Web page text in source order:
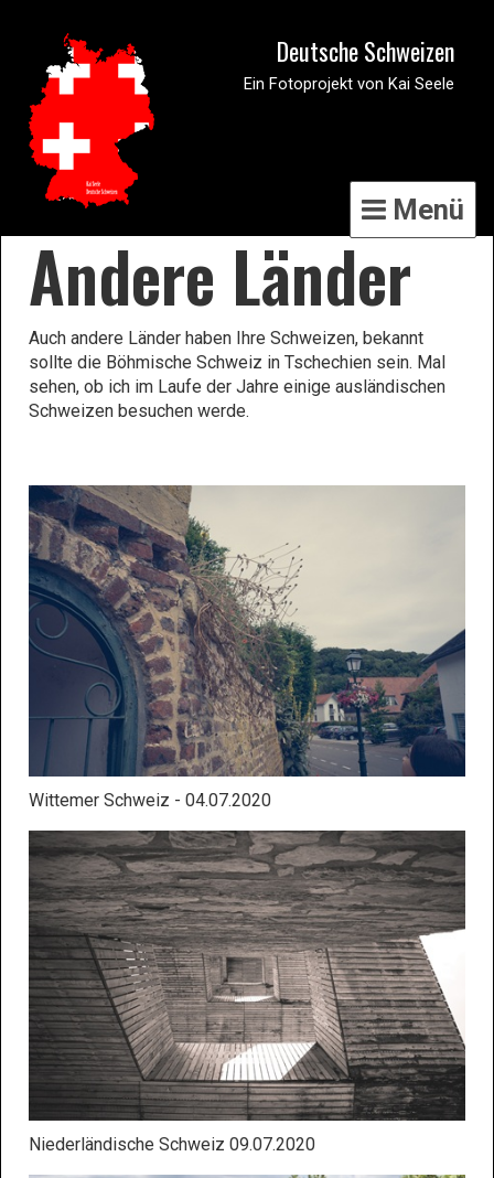
Deutsche Schweizen
Ein Fotoprojekt von Kai Seele
Menü
Andere Länder
Auch andere Länder haben Ihre Schweizen, bekannt
sollte die Böhmische Schweiz in Tschechien sein. Mal
sehen, ob ich im Laufe der Jahre einige ausländischen
Schweizen besuchen werde.
Wittemer Schweiz - 04.07.2020
Niederländische Schweiz 09.07.2020